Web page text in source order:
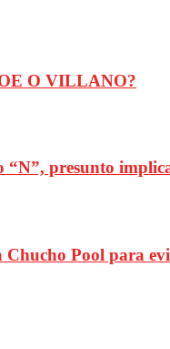
O VILLANO?
presunto
Pool para